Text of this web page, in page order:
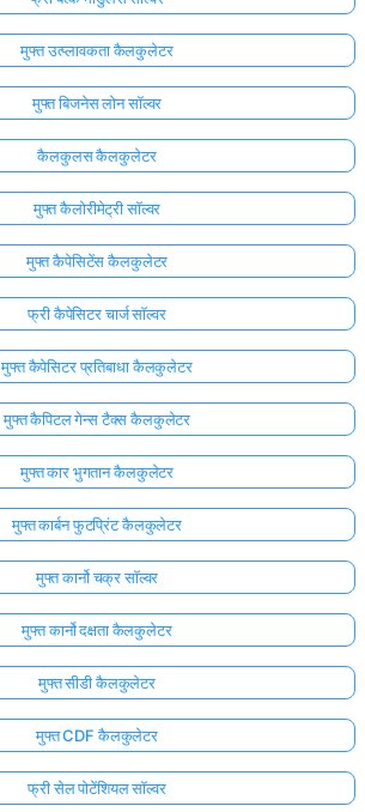
मुफ्त उत्प्लावकता कैलकुलेटर
मुफ्त बिजनेस लोन सॉल्वर
कैलकुलस कैलकुलेटर
मुफ्त कैलोरीमेट्री सॉल्वर
मुफ्त कैपेसिटेंस कैलकुलेटर
फ्री कैपेसिटर चार्ज सॉल्वर
मुफ्त कैपेसिटर प्रतिबाधा कैलकुलेटर
मुफ्त कैपिटल गेन्स टैक्स कैलकुलेटर
मुफ्त कार भुगतान कैलकुलेटर
मुफ्त कार्बन फुटप्रिंट कैलकुलेटर
मुफ्त कार्नो चक्र सॉल्वर
मुफ्त कार्नो दक्षता कैलकुलेटर
मुफ्त सीडी कैलकुलेटर
मुफ्त CDF कैलकुलेटर
फ्री सेल पोटेंशियल सॉल्वर